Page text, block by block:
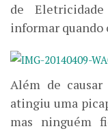
de
informar quando
Além de
atingiu uma
mas ninguém